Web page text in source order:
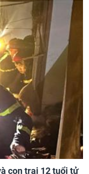
con trai 12 tuổi tử